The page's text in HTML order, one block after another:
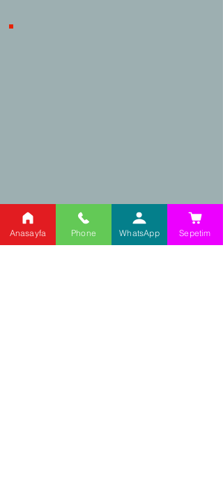
Adres:
Şehit Cahar Dudayev
Kargo Takip
Anasayfa Phone WhatsApp Sepetim